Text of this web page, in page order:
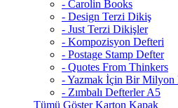
- Carolin Books
- Design Terzi Dikiş
- Just Terzi Dikişler
- Kompozisyon Defteri
- Postage Stamp Defter
- Quotes From Thinkers
- Yazmak İçin Bir Milyon
- Zımbalı Defterler A5
Tümü Göster Karton Kapak